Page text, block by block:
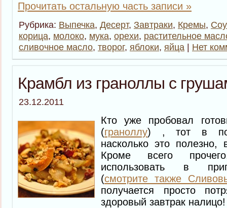
Прочитать остальную часть записи »
Рубрика: Выпечка, Десерт, Завтраки, Кремы,
корица, молоко, мука, орехи, растительное
сливочное масло, творог, яблоки, яйца | Нет
Крамбл из граноллы с
23.12.2011
Кто уже пробовал
(граноллу) , тот в
насколько это
Кроме всего
использовать в
(смотрите также
получается просто
здоровый завтрак налицо!